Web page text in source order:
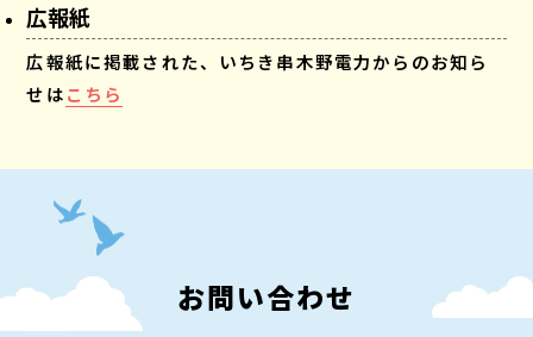
広報紙
広報紙に掲載された、いちき串木野電力からのお知ら
せはこちら
お問い合わせ